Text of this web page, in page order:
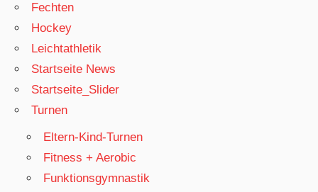
Fechten
Hockey
Leichtathletik
Startseite News
Startseite_Slider
Turnen
Eltern-Kind-Turnen
Fitness + Aerobic
Funktionsgymnastik